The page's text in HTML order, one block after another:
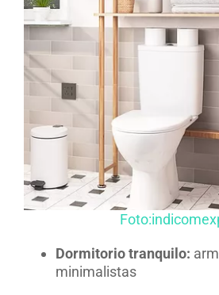
Dormitorio tranquilo:
minimalistas